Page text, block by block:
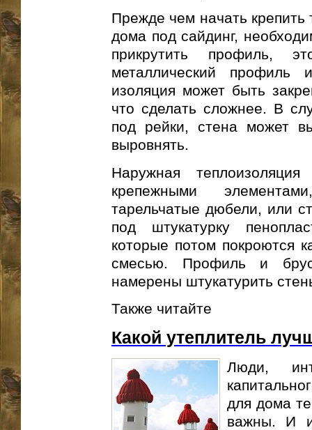
Прежде чем начать крепить
дома под сайдинг,
прикрутить профиль,
металлический профиль
изоляция может быть
что сделать сложнее. В
под рейки, стена может
выровнять.
Наружная
крепежными
тарельчатые дюбели, или
под штукатурку
которые потом покроются
смесью. Профиль и
намерены штукатурить
Также читайте
Какой утеплитель
Люди,
для дома
важны. И